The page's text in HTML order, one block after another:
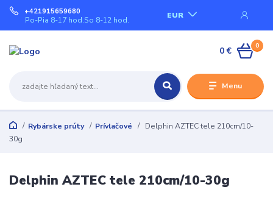
Menu
EUR
+421915659680
Po-Pia 8-17 hod.So 8-12 hod.
0
0 €
Rybárske prúty Prívlačové
Delphin AZTEC tele 210cm/10-
30g
Delphin AZTEC tele 210cm/10-30g